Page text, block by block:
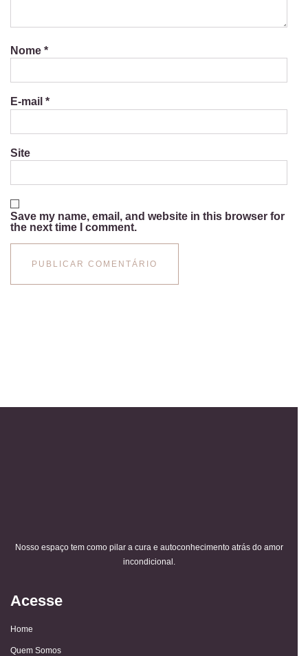
Nome *
E-mail *
Site
Save my name, email, and website in this browser for
the next time I comment.
Nosso espaço tem como pilar a cura e autoconhecimento atrás do amor
incondicional.
Acesse
Home
Quem Somos